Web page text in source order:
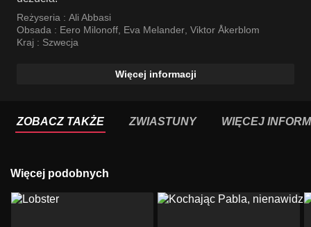
Reżyseria : Ali Abbasi
Obsada : Eero Milonoff, Eva Melander, Viktor Åkerblom
Kraj : Szwecja
Więcej informacji
ZOBACZ TAKŻE ZWIASTUNY WIĘCEJ
Więcej podobnych